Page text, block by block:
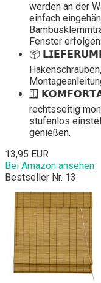
werden an der
einfach
Fenster erfolgen.
📦
🪟
rechtsseitig
stufenlos
genießen.
13,95 EUR
Bei Amazon ansehen
Bestseller Nr. 13